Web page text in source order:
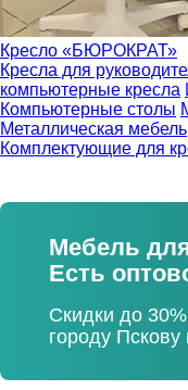
Кресло «БЮРОКРАТ»
Кресла для
компьютерные кресла
Компьютерные столы
Металлическая мебель
Комплектующие для
Мебель
Есть
Скидки до
городу Пскову